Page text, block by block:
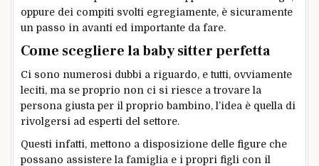
oppure dei compiti svolti egregiamente, è sicuramente
un passo in avanti ed importante da fare.
Come scegliere la baby sitter perfetta
Ci sono numerosi dubbi a riguardo, e tutti, ovviamente
leciti, ma se proprio non ci si riesce a trovare la
persona giusta per il proprio bambino, l’idea è quella di
rivolgersi ad esperti del settore.
Questi infatti, mettono a disposizione delle figure che
possano assistere la famiglia e i propri figli con il